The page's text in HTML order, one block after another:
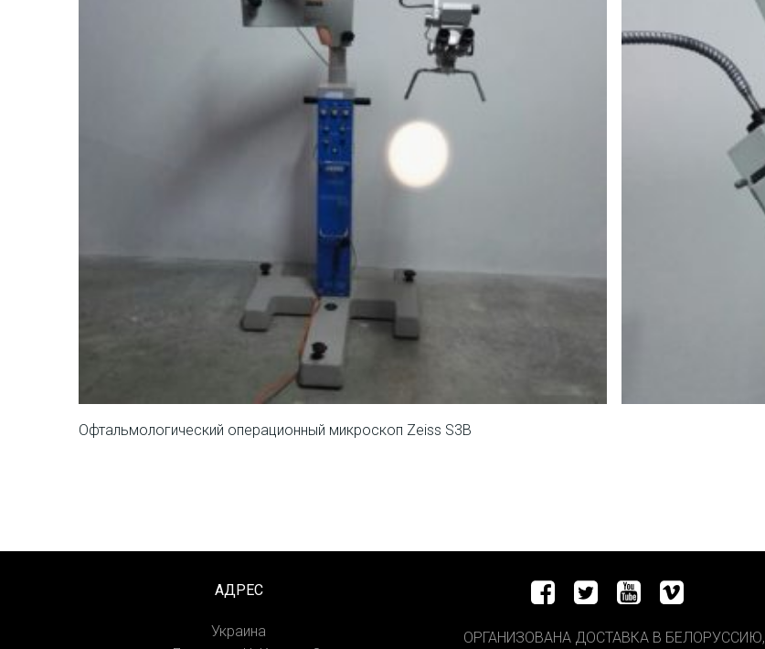
Офтальмологический операционный микроскоп Zeiss S3В
АДРЕС
Украина
ОРГАНИЗОВАНА ДОСТАВКА В БЕЛОРУССИЮ,